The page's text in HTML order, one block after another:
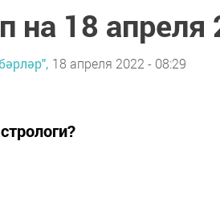
на 18 апреля
18 апреля 2022 - 08:29